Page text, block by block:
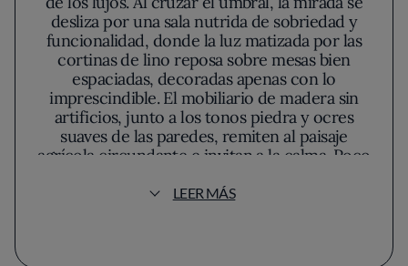
desliza por una sala nutrida de sobriedad y
funcionalidad, donde la luz matizada por las
cortinas de lino reposa sobre mesas bien
espaciadas, decoradas apenas con lo
imprescindible. El mobiliario de madera sin
artificios, junto a los tonos piedra y ocres
suaves de las paredes, remiten al paisaje
agrícola circundante e invitan a la calma. Poco
cubiertos y al susurro del arroz que llega
LEER MÁS